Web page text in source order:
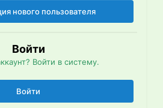
нового пользователя
Войти
Войти в систему.
Войти